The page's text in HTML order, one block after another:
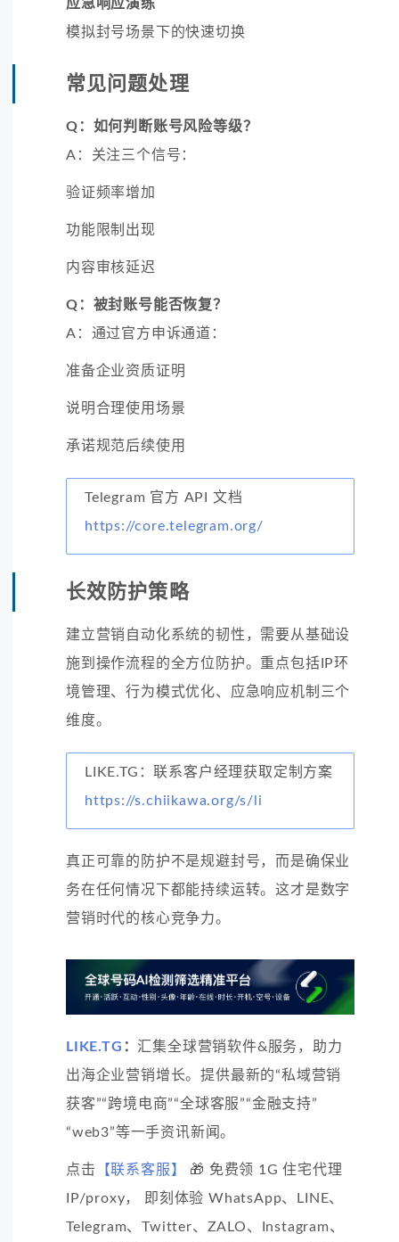
应急响应演练
模拟封号场景下的快速切换
常见问题处理
Q：如何判断账号风险等级？
A：关注三个信号：
验证频率增加
功能限制出现
内容审核延迟
Q：被封账号能否恢复？
A：通过官方申诉通道：
准备企业资质证明
说明合理使用场景
承诺规范后续使用
Telegram 官方 API 文档
https://core.telegram.org/
长效防护策略
建立营销自动化系统的韧性，需要从基础设
施到操作流程的全方位防护。重点包括IP环
境管理、行为模式优化、应急响应机制三个
维度。
LIKE.TG：联系客户经理获取定制方案
https://s.chiikawa.org/s/li
真正可靠的防护不是规避封号，而是确保业
务在任何情况下都能持续运转。这才是数字
营销时代的核心竞争力。
LIKE.TG ： 汇集全球营销软件&服务，助力
出海企业营销增长。提供最新的“私域营销
获客”“跨境电商”“全球客服”“金融支持”
“web3”等一手资讯新闻。
点击 【联系客服】
🎁 免费领 1G 住宅代理
IP/proxy， 即刻体验 WhatsApp、LINE、
Telegram、Twitter、ZALO、Instagram、